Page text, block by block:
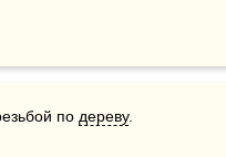
по дереву.